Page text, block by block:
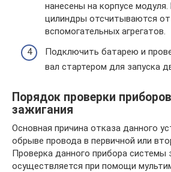
нанесены на корпусе модуля.
цилиндры отсчитываются
вспомогательных агрегатов.
Подключить батарею и
вал стартером для запуска
Порядок проверки
зажигания
Основная причина отказа данного
обрыве провода в первичной или
Проверка данного прибора системы
осуществляется при помощи